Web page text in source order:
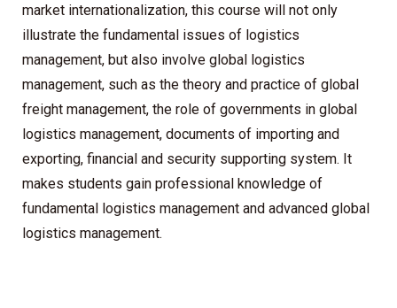
market internationalization, this course will not only
illustrate the fundamental issues of logistics
management, but also involve global logistics
management, such as the theory and practice of global
freight management, the role of governments in global
logistics management, documents of importing and
exporting, financial and security supporting system. It
makes students gain professional knowledge of
fundamental logistics management and advanced global
logistics management.